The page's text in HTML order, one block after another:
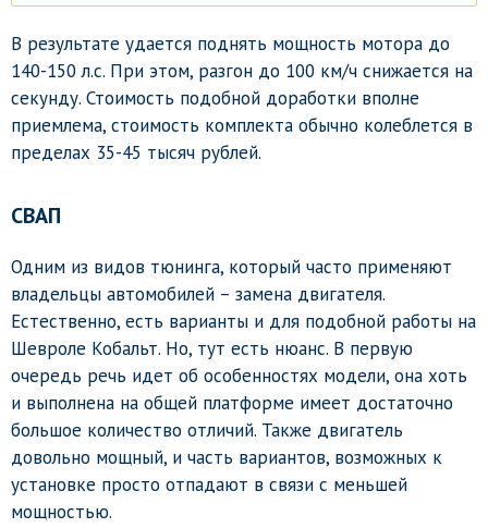
В результате удается поднять мощность мотора до
140-150 л.с. При этом, разгон до 100 км/ч снижается на
секунду. Стоимость подобной доработки вполне
приемлема, стоимость комплекта обычно колеблется в
пределах 35-45 тысяч рублей.
СВАП
Одним из видов тюнинга, который часто применяют
владельцы автомобилей – замена двигателя.
Естественно, есть варианты и для подобной работы на
Шевроле Кобальт. Но, тут есть нюанс. В первую
очередь речь идет об особенностях модели, она хоть
и выполнена на общей платформе имеет достаточно
большое количество отличий. Также двигатель
довольно мощный, и часть вариантов, возможных к
установке просто отпадают в связи с меньшей
мощностью.